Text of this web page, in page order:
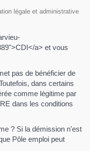
légale et administrative
a> et vous
pas de bénéficier de
dans certains
comme légitime par
dans les conditions
? Si la démission n'est
Pôle emploi peut